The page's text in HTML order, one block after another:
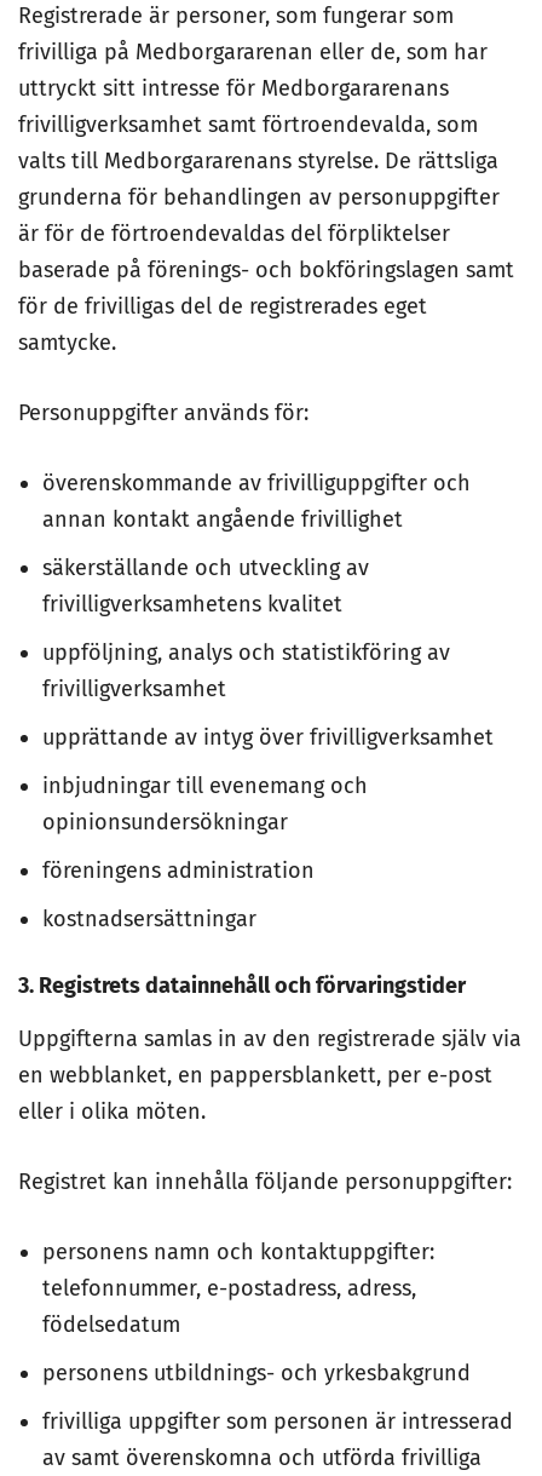
Registrerade är personer, som fungerar som
frivilliga på Medborgararenan eller de, som har
uttryckt sitt intresse för Medborgararenans
frivilligverksamhet samt förtroendevalda, som
valts till Medborgararenans styrelse. De rättsliga
grunderna för behandlingen av personuppgifter
är för de förtroendevaldas del förpliktelser
baserade på förenings- och bokföringslagen samt
för de frivilligas del de registrerades eget
samtycke.
Personuppgifter används för:
överenskommande av frivilliguppgifter och
annan kontakt angående frivillighet
säkerställande och utveckling av
frivilligverksamhetens kvalitet
uppföljning, analys och statistikföring av
frivilligverksamhet
upprättande av intyg över frivilligverksamhet
inbjudningar till evenemang och
opinionsundersökningar
föreningens administration
kostnadsersättningar
3. Registrets datainnehåll och förvaringstider
Uppgifterna samlas in av den registrerade själv via
en webblanket, en pappersblankett, per e-post
eller i olika möten.
Registret kan innehålla följande personuppgifter:
personens namn och kontaktuppgifter:
telefonnummer, e-postadress, adress,
födelsedatum
personens utbildnings- och yrkesbakgrund
frivilliga uppgifter som personen är intresserad
av samt överenskomna och utförda frivilliga